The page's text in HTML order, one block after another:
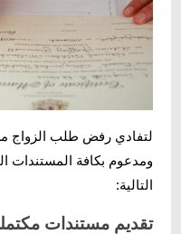
لتفادي رفض طلب الزواج
ومدعوم بكافة المستندات
التالية:
تقديم مستندات